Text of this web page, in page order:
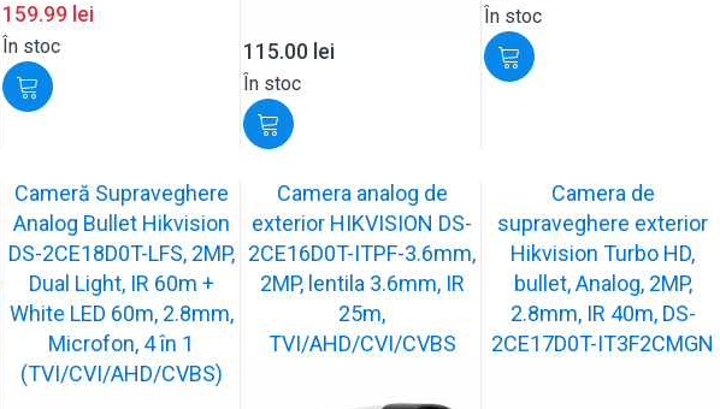
159.99 lei
În stoc 115.00 lei
În stoc
În stoc
Cameră Supraveghere
Analog Bullet Hikvision
DS-2CE18D0T-LFS, 2MP,
Dual Light, IR 60m +
White LED 60m, 2.8mm,
Microfon, 4 în 1
(TVI/CVI/AHD/CVBS)
Camera analog de
exterior HIKVISION DS-
2CE16D0T-ITPF-3.6mm,
2MP, lentila 3.6mm, IR
25m,
TVI/AHD/CVI/CVBS
Camera de
supraveghere exterior
Hikvision Turbo HD,
bullet, Analog, 2MP,
2.8mm, IR 40m, DS-
2CE17D0T-IT3F2CMGN